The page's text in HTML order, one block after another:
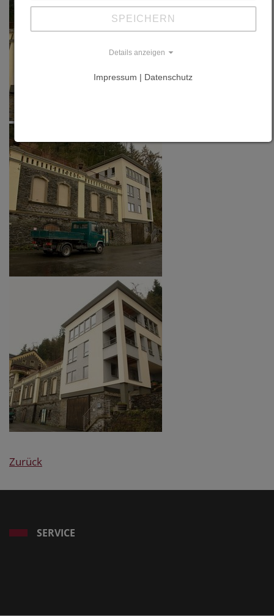
Zurück
SERVICE
SPEICHERN
Details anzeigen
Impressum | Datenschutz